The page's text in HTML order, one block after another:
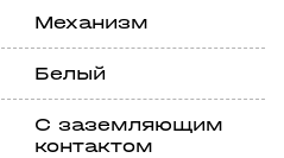
Механизм
Белый
С заземляющим
контактом